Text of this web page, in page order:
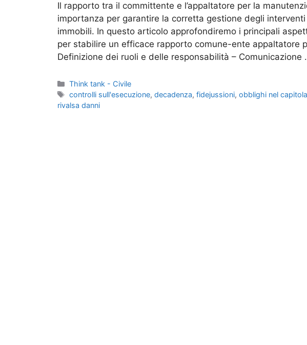
Il rapporto tra il committente e l’appaltatore per la
importanza per garantire la corretta gestione degli
immobili. In questo articolo approfondiremo i principali
per stabilire un efficace rapporto comune-ente appaltatore
Definizione dei ruoli e delle responsabilità – Comunicazione
Categorie
Think tank - Civile
Tag
controlli sull'esecuzione,decadenza,fidejussioni,obblighi nel
rivalsa danni